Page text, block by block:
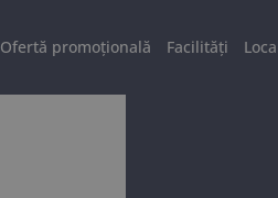
Ofertă promoțională Facilități